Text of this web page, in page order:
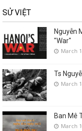
SỬ VIỆT
Nguyễn
"War"
March
Ts
March
Ban Mê
March